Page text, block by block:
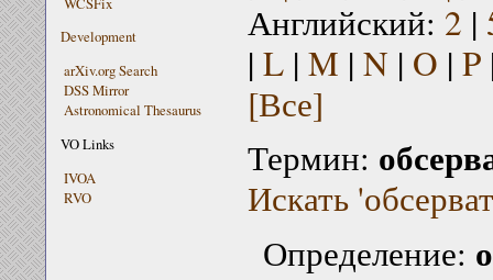
Development
arXiv.org Search
DSS Mirror
Astronomical Thesaurus
VO Links
IVOA
RVO
Английский: 2 |
| L| M | N | O | P
[Все]
Термин:
Искать
Определение: